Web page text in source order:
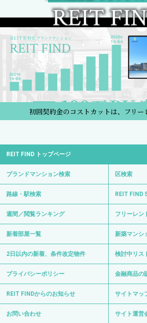
初回契約金のコストカットは、フリー
REIT FIND トップページ
ブランドマンション検索 区検索
路線・駅検索 REIT FIND
週間／閲覧ランキング フリーレン
新着部屋一覧 新築マンシ
2日以内の新着、条件改定物件 検討中リス
プライバシーポリシー 金融商品の
REIT FINDからのお知らせ サイトマッ
お問い合わせ サイト運営